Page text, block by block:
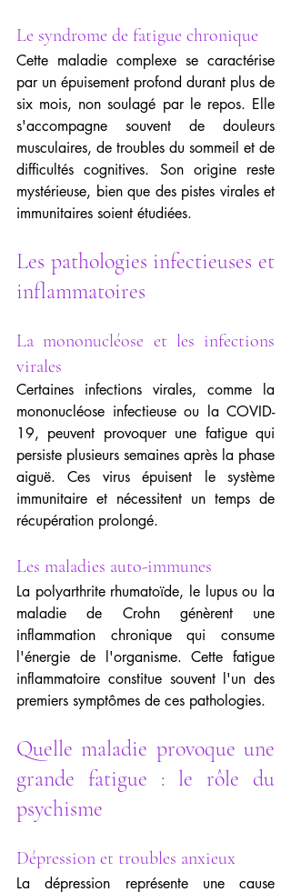
Le syndrome de fatigue chronique
Cette maladie complexe se caractérise
par un épuisement profond durant plus de
six mois, non soulagé par le repos. Elle
s'accompagne souvent de douleurs
musculaires, de troubles du sommeil et de
difficultés cognitives. Son origine reste
mystérieuse, bien que des pistes virales et
immunitaires soient étudiées.
Les pathologies infectieuses et
inflammatoires
La mononucléose et les infections
virales
Certaines infections virales, comme la
mononucléose infectieuse ou la COVID-
19, peuvent provoquer une fatigue qui
persiste plusieurs semaines après la phase
aiguë. Ces virus épuisent le système
immunitaire et nécessitent un temps de
récupération prolongé.
Les maladies auto-immunes
La polyarthrite rhumatoïde, le lupus ou la
maladie de Crohn génèrent une
inflammation chronique qui consume
l'énergie de l'organisme. Cette fatigue
inflammatoire constitue souvent l'un des
premiers symptômes de ces pathologies.
Quelle maladie provoque une
grande fatigue : le rôle du
psychisme
Dépression et troubles anxieux
La dépression représente une cause